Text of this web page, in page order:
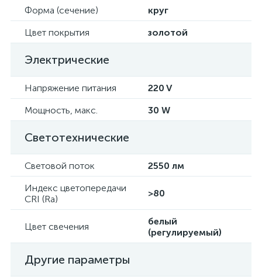
Форма (сечение)
круг
Цвет покрытия
золотой
Электрические
Напряжение питания
220 V
Мощность, макс.
30 W
Светотехнические
Световой поток
2550 лм
Индекс цветопередачи
CRI (Ra)
>80
Цвет свечения
белый
(регулируемый)
Другие параметры